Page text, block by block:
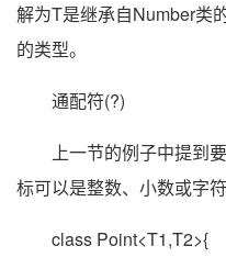
解为T是继承自Number类
的类型。
通配符(?)
上一节的例子中提到要
标可以是整数、小数或字
class Point<T1,T2>{